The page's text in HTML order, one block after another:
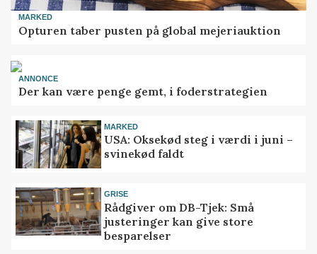
MARKED
Opturen taber pusten på global mejeriauktion
ANNONCE
Der kan være penge gemt, i foderstrategien
MARKED
USA: Oksekød steg i værdi i juni –
svinekød faldt
GRISE
Rådgiver om DB-Tjek: Små
justeringer kan give store
besparelser